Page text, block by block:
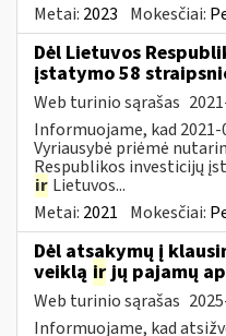
Metai: 2023 Mokesčiai:
Dėl Lietuvos
įstatymo 58
Web turinio sąrašas
Informuojame, kad
Vyriausybė priėmė
Respublikos investicijų
ir Lietuvos...
Metai: 2021 Mokesčiai:
Dėl atsakymų į
veiklą irjų pajamų
Web turinio sąrašas
Informuojame, kad